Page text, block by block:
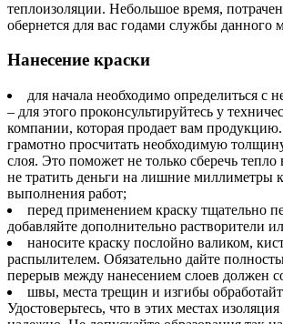
теплоизоляции. Небольшое время,
обернется для вас годами службы данного
Нанесение краски
для начала необходимо определиться с
– для этого проконсультируйтесь у
компании, которая продает вам
грамотно просчитать необходимую
слоя. Это поможет не только сберечь
не тратить деньги на лишние миллиметры
выполнения работ;
перед применением краску тщательно
добавляйте дополнительно растворители
наносите краску послойно валиком,
распылителем. Обязательно дайте
перерыв между нанесением слоев должен
швы, места трещин и изгибы
Удостоверьтесь, что в этих местах